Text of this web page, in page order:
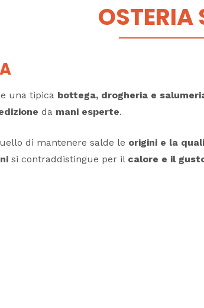
una tipica bottega, drogheria e
da mani esperte.
di mantenere salde le origini e la
si contraddistingue per il calore e il